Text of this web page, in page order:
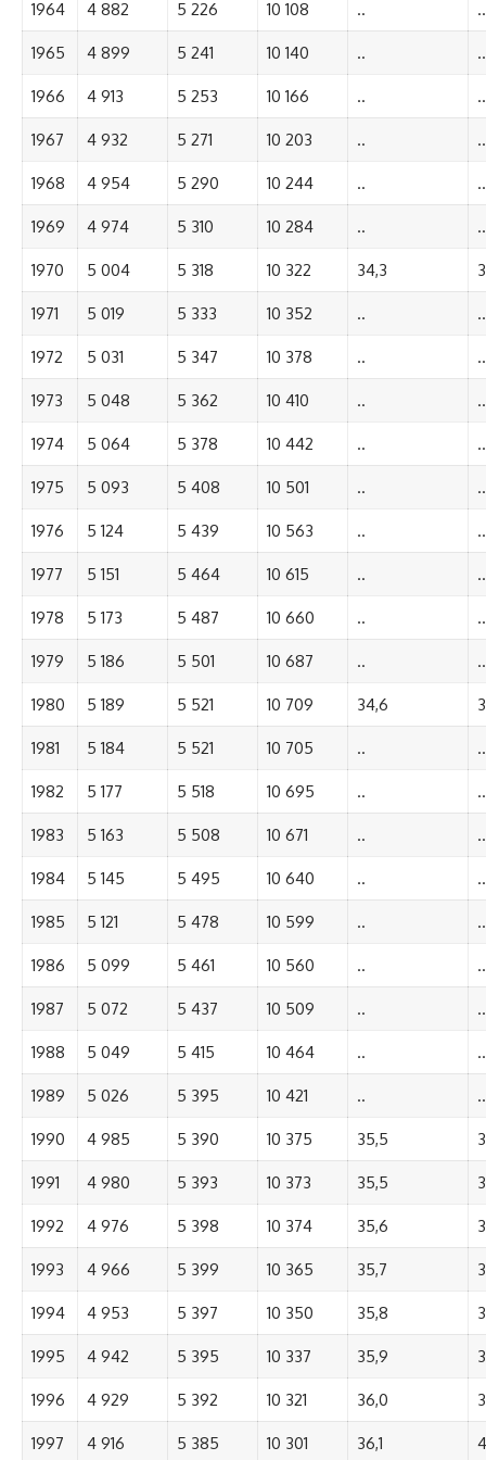
1964 4 882 5 226 10 108 .. ..
1965 4 899 5 241 10 140 .. ..
1966 4 913 5 253 10 166 .. ..
1967 4 932 5 271 10 203 .. ..
1968 4 954 5 290 10 244 .. ..
1969 4 974 5 310 10 284 .. ..
1970 5 004 5 318 10 322 34,3
1971 5 019 5 333 10 352 .. ..
1972 5 031 5 347 10 378 .. ..
1973 5 048 5 362 10 410 .. ..
1974 5 064 5 378 10 442 .. ..
1975 5 093 5 408 10 501 .. ..
1976 5 124 5 439 10 563 .. ..
1977 5 151 5 464 10 615 .. ..
1978 5 173 5 487 10 660 .. ..
1979 5 186 5 501 10 687 .. ..
1980 5 189 5 521 10 709 34,6
1981 5 184 5 521 10 705 .. ..
1982 5 177 5 518 10 695 .. ..
1983 5 163 5 508 10 671 .. ..
1984 5 145 5 495 10 640 .. ..
1985 5 121 5 478 10 599 .. ..
1986 5 099 5 461 10 560 .. ..
1987 5 072 5 437 10 509 .. ..
1988 5 049 5 415 10 464 .. ..
1989 5 026 5 395 10 421 .. ..
1990 4 985 5 390 10 375 35,5
1991 4 980 5 393 10 373 35,5
1992 4 976 5 398 10 374 35,6
1993 4 966 5 399 10 365 35,7
1994 4 953 5 397 10 350 35,8
1995 4 942 5 395 10 337 35,9
1996 4 929 5 392 10 321 36,0
1997 4 916 5 385 10 301 36,1